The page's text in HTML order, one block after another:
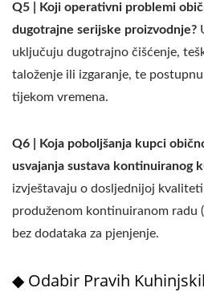
Q5 | Koji operativni problemi
dugotrajne serijske proizvodnje?
uključuju dugotrajno čišćenje,
taloženje ili izgaranje, te
tijekom vremena.
Q6 | Koja poboljšanja kupci
usvajanja sustava kontinuiranog
izvještavaju o dosljednijoj
produženom kontinuiranom radu
bez dodataka za pjenjenje.
◆ Odabir Pravih